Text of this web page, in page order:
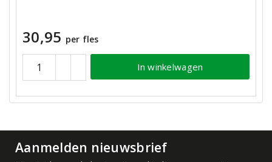
30,95 per fles
In winkelwagen
Aanmelden nieuwsbrief